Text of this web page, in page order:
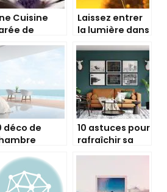
Cuisine
de
:
de
!
Laissez entrer
la lumière dans
Transformez-
la en espace
lumineux grâce
à une verrière !
déco de
cet été
10 astuces pour
rafraîchir sa
petit budget